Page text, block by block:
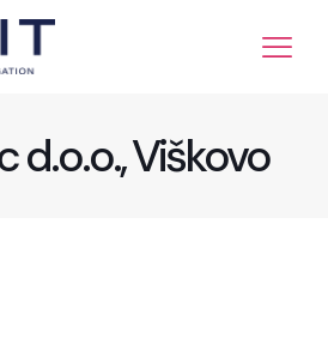
d.o.o., Viškovo